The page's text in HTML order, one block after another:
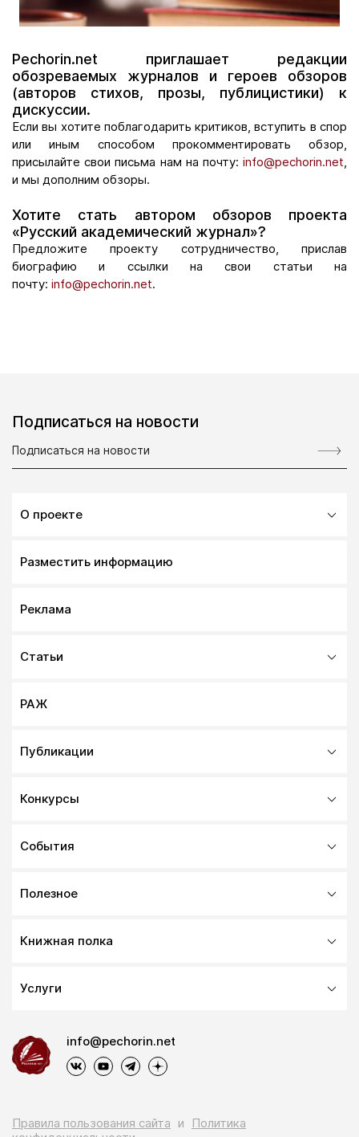
Pechorin.net приглашает редакции
обозреваемых журналов и героев обзоров
(авторов стихов, прозы, публицистики) к
дискуссии.
Если вы хотите поблагодарить критиков, вступить в спор
или иным способом прокомментировать обзор,
присылайте свои письма нам на почту: info@pechorin.net
и мы дополним обзоры.
Хотите стать автором обзоров проекта
«Русский академический журнал»?
Предложите проекту сотрудничество, прислав
биографию и ссылки на свои статьи на
почту: info@pechorin.net.
Подписаться на новости
О проекте
Разместить информацию
Реклама
Статьи
РАЖ
Публикации
Конкурсы
События
Полезное
Книжная полка
Услуги
info@pechorin.net
Правила пользования сайта и
Политика